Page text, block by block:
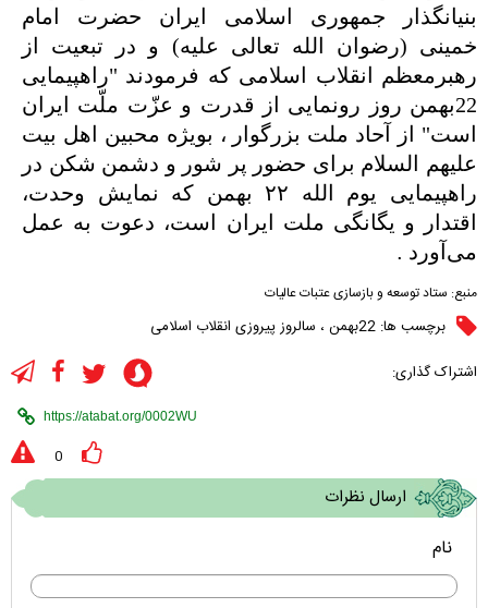
بنیانگذار جمهوری اسلامی ایران حضرت امام
خمینی (رضوان الله تعالی علیه) و در تبعیت از
رهبرمعظم انقلاب اسلامی که فرمودند "راهپیمایی
22بهمن روز رونمایی از قدرت و عزّت ملّت ایران
است" از آحاد ملت بزرگوار ، بویژه محبین اهل بیت
علیهم السلام برای حضور پر شور و دشمن شکن در
راهپیمایی یوم الله ۲۲ بهمن که نمایش وحدت،
اقتدار و یگانگی ملت ایران است، دعوت به عمل
می‌آورد .
منبع: ستاد توسعه و بازسازی عتبات عالیات
برچسب ها: 22بهمن ، سالروز پیروزی انقلاب اسلامی
اشتراک گذاری:
0
ارسال نظرات
نام